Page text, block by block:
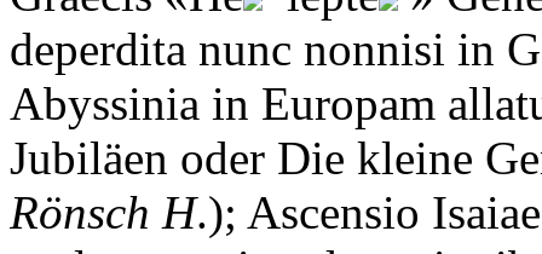
deperdita nunc nonnisi in
Abyssinia in Europam
Jubiläen oder Die kleine
Rönsch H.); Ascensio